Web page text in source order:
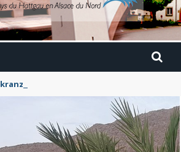
: Le Maroc en camping-car avec